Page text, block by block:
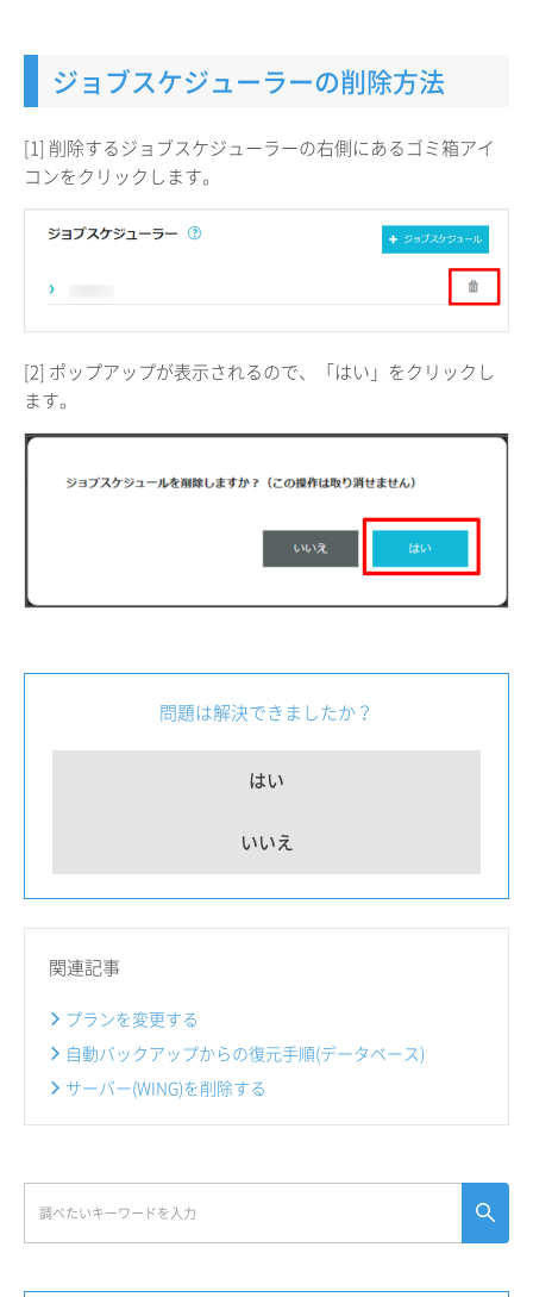
ジョブスケジューラーの削除方法
[1] 削除するジョブスケジューラーの右側にあるゴミ箱アイ
コンをクリックします。
[2] ポップアップが表示されるので、「はい」をクリックし
ます。
問題は解決できましたか？
はい
いいえ
関連記事
プランを変更する
自動バックアップからの復元手順(データベース)
サーバー(WING)を削除する